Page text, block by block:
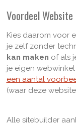
Voordeel
Kies daarom voor
je zelf zonder
kan maken of als
je eigen
een aantal
(waar deze
Alle sitebuilder